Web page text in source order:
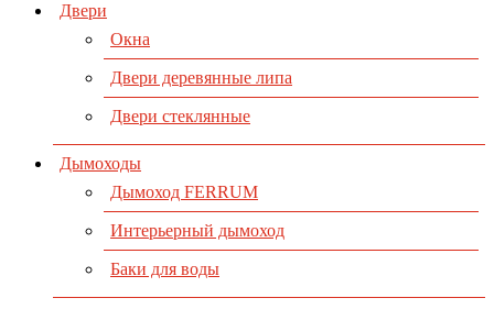
Двери
Окна
Двери деревянные липа
Двери стеклянные
Дымоходы
Дымоход FERRUM
Интерьерный дымоход
Баки для воды